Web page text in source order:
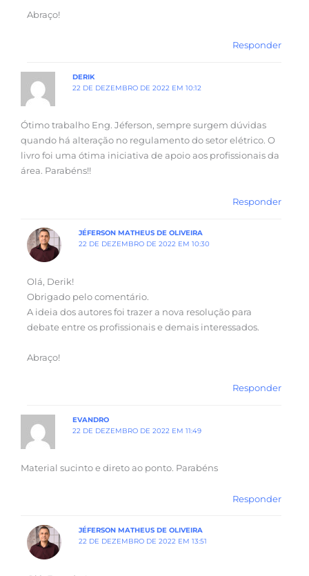
Abraço!
Responder
DERIK
22 DE DEZEMBRO DE 2022 EM 10:12
Ótimo trabalho Eng. Jéferson, sempre surgem dúvidas
quando há alteração no regulamento do setor elétrico. O
livro foi uma ótima iniciativa de apoio aos profissionais da
área. Parabéns!!
Responder
JÉFERSON MATHEUS DE OLIVEIRA
22 DE DEZEMBRO DE 2022 EM 10:30
Olá, Derik!
Obrigado pelo comentário.
A ideia dos autores foi trazer a nova resolução para
debate entre os profissionais e demais interessados.
Abraço!
Responder
EVANDRO
22 DE DEZEMBRO DE 2022 EM 11:49
Material sucinto e direto ao ponto. Parabéns
Responder
JÉFERSON MATHEUS DE OLIVEIRA
22 DE DEZEMBRO DE 2022 EM 13:51